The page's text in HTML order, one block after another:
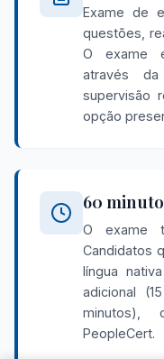
Exame de
questões,
O exame
através da
supervisão
opção
60
O exame
Candidatos
língua
adicional
minutos),
PeopleCert.